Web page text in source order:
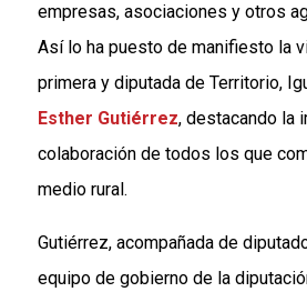
empresas, asociaciones y otros
Así lo ha puesto de manifiesto la
primera y diputada de Territorio,
Esther Gutiérrez, destacando la
colaboración de todos los que
medio rural.
Gutiérrez, acompañada de
equipo de gobierno de la